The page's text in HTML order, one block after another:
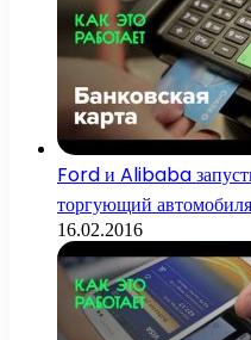
Ford и Alibaba
торгующий
16.02.2016